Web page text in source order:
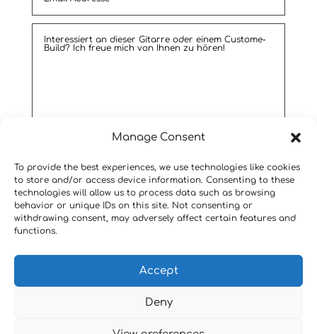
Manage Consent
To provide the best experiences, we use technologies like cookies
to store and/or access device information. Consenting to these
technologies will allow us to process data such as browsing
behavior or unique IDs on this site. Not consenting or
withdrawing consent, may adversely affect certain features and
functions.
Accept
Deny
Senden
Canna Guitars I Designed by Jakob
Frank I in cooperation with